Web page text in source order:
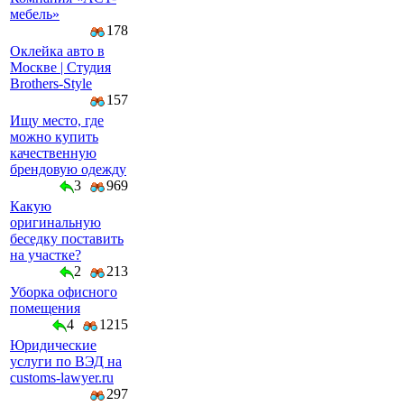
мeбeль»
178
Оклейка авто в
Москве | Студия
Brothers-Style
157
Ищу место, где
можно купить
качественную
брендовую одежду
3
969
Какую
оригинальную
беседку поставить
на участке?
2
213
Уборка офисного
помещения
4
1215
Юридические
услуги по ВЭД на
customs-lawyer.ru
297